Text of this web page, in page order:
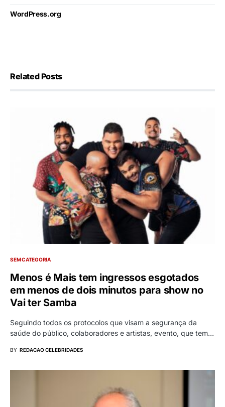
WordPress.org
Related Posts
SEM CATEGORIA
Menos é Mais tem ingressos esgotados
em menos de dois minutos para show no
Vai ter Samba
Seguindo todos os protocolos que visam a segurança da
saúde do público, colaboradores e artistas, evento, que tem…
BY REDACAO CELEBRIDADES